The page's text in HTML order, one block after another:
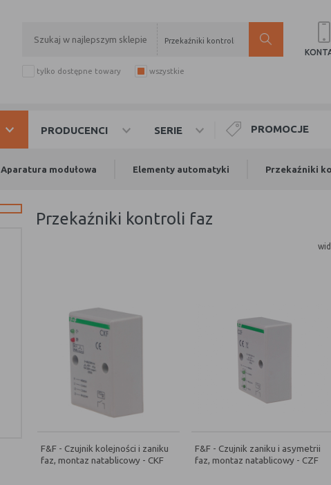
Przekaźniki kontroli faz
tylko dostępne towary wszystkie
PRODUCENCI SERIE PROMOCJE
Aparatura modułowa Elementy automatyki Przekaźniki
przekaźniki kontroli faz
F&F - Czujnik kolejności i zaniku
faz, montaz natablicowy - CKF
F&F - Czujnik zaniku i asymetrii
faz, montaz natablicowy - CZF